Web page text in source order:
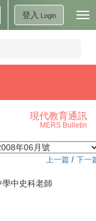
登入 Login
現代教育通訊
MERS Bulletin
上一篇 / 下一
科老師